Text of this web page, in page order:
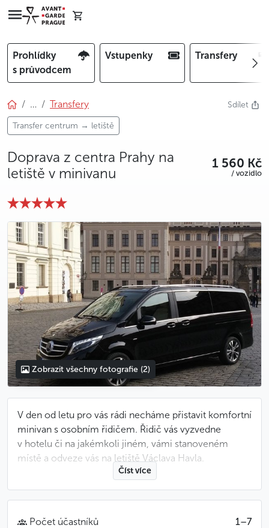
Prohlídky
s průvodcem
Vstupenky Transfery
… Transfery
Transfer centrum → letiště
Sdílet
Doprava z centra Prahy na
letiště v minivanu
1 560 Kč
/ vozidlo
Zobrazit všechny fotografie (2)
V den od letu pro vás rádi necháme přistavit komfortní
minivan s osobním řidičem. Řidič vás vyzvedne
v hotelu či na jakémkoli jiném, vámi stanoveném
místě a odveze vás na letiště Václava Havla.
Pokud jste ubytovaní v centru Prahy, doporučujeme
vám vyjet dvě a půl hodiny před plánovaným odletem
vašeho letadla. Řidič na vás bude čekat ve smluvenou
Číst více
Počet účastníků 1–7